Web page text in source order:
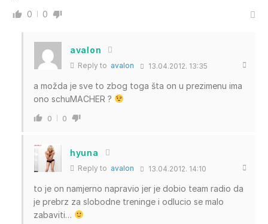
0 0
avalon
Reply to avalon 13.04.2012. 13:35
a možda je sve to zbog toga šta on u prezimenu ima
ono schuMACHER ?
0 0
hyuna
Reply to avalon 13.04.2012. 14:10
to je on namjerno napravio jer je dobio team radio da
je prebrz za slobodne treninge i odlucio se malo
zabaviti…